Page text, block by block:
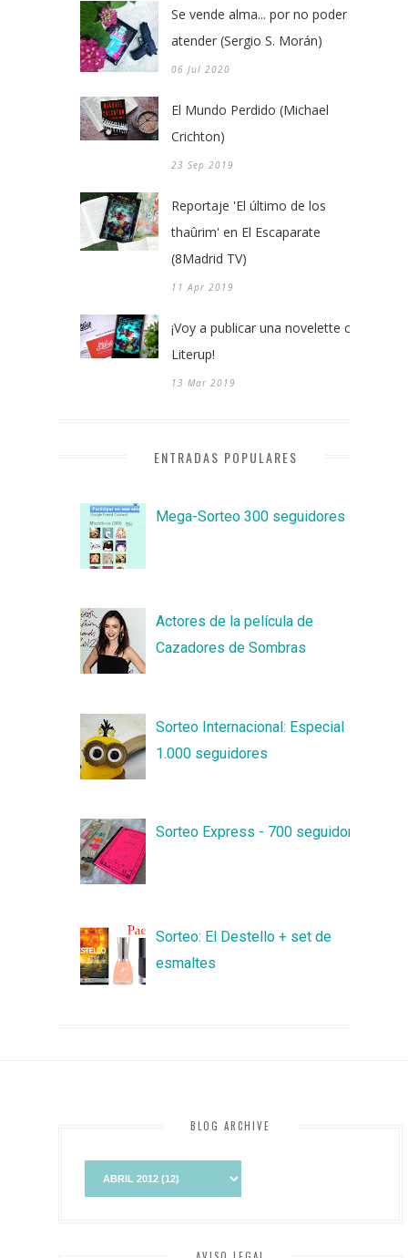
Se vende alma... por no poder
atender (Sergio S. Morán)
06 Jul 2020
El Mundo Perdido (Michael
Crichton)
23 Sep 2019
Reportaje 'El último de los
thaûrim' en El Escaparate
(8Madrid TV)
11 Apr 2019
¡Voy a publicar una novelette con
Literup!
13 Mar 2019
ENTRADAS POPULARES
Mega-Sorteo 300 seguidores
Actores de la película de
Cazadores de Sombras
Sorteo Internacional: Especial
1.000 seguidores
Sorteo Express - 700 seguidores
Sorteo: El Destello + set de
esmaltes
BLOG ARCHIVE